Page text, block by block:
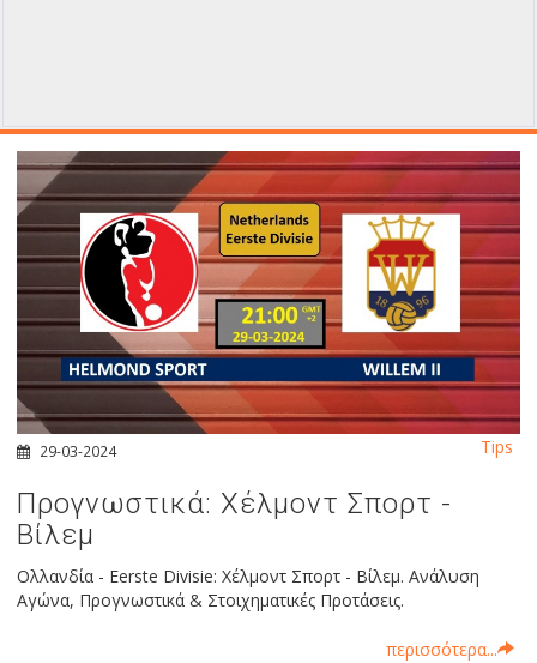
29-03-2024
Προγνωστικά: Χέλμοντ Σπορτ -
Βίλεμ
Ολλανδία - Eerste Divisie: Χέλμοντ Σπορτ - Βίλεμ. Ανάλυση
Αγώνα, Προγνωστικά & Στοιχηματικές Προτάσεις.
περισσότερα...
Tips